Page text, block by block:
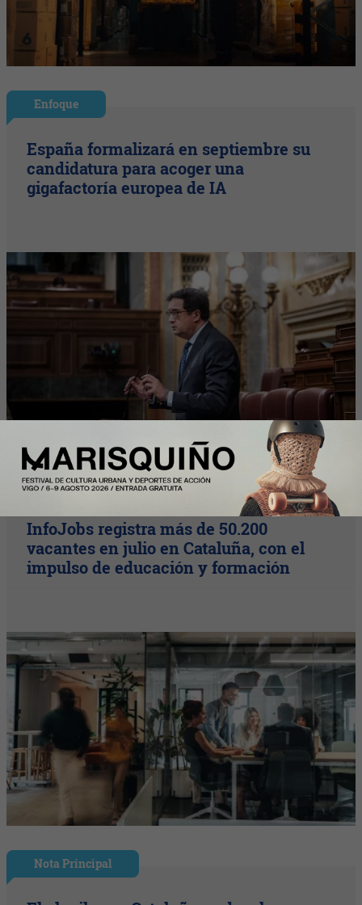
Enfoque
España formalizará en septiembre su
candidatura para acoger una
gigafactoría europea de IA
Plus
InfoJobs registra más de 50.200
vacantes en julio en Cataluña, con el
impulso de educación y formación
Nota Principal